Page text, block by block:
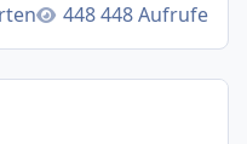
448 Aufrufe